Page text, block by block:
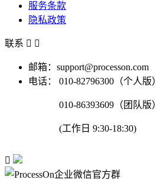
服务条款
隐私政策
联系  
邮箱：support@processon.com
电话：
010-82796300（个人版）
010-86393609（团队版）
(工作日 9:30-18:30)
